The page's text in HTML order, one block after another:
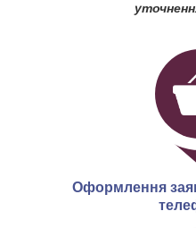
Оформлення